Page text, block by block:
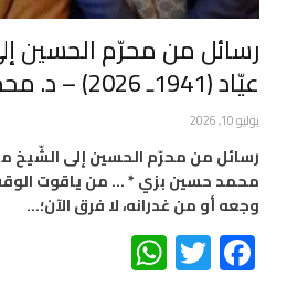
رسائل من محرّم الحسين
عيّاد (1941ـ 2026) – د. محمد حسين بزي
يوليو 10, 2026
محمد حسين بزي * … من ياقوت
وجعه أو من غدرانه، لا فرق الآن؛…
Facebook
Twitter